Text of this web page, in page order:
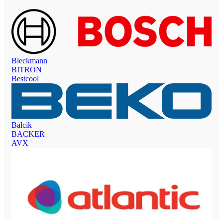
Bleckmann
BITRON
Bestcool
Balcik
BACKER
AVX